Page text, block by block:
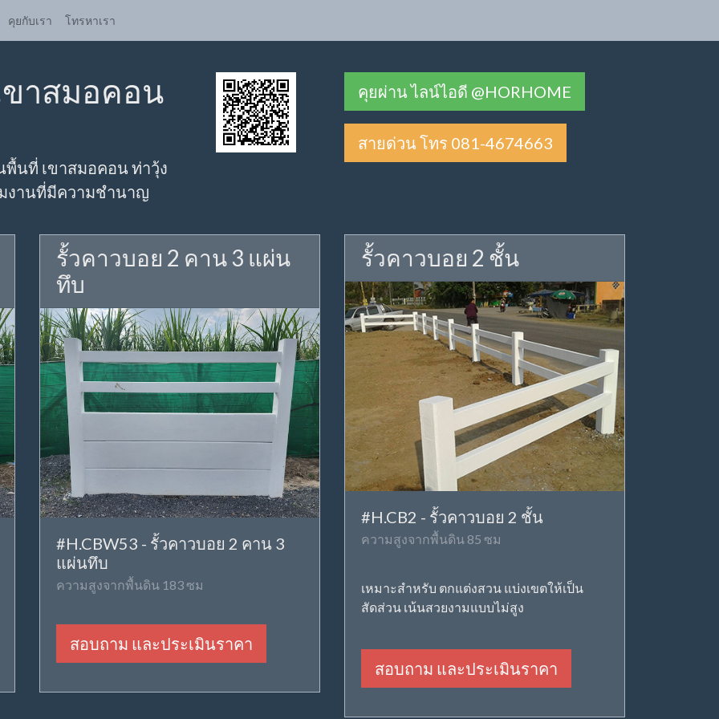
คุยกับเรา โทรหาเรา
ขาสมอคอน
พื้นที่ เขาสมอคอน ท่าวุ้ง
งานที่มีความชำนาญ
คุยผ่าน ไลน์ไอดี @HORHOME
สายด่วน โทร 081-4674663
รั้วคาวบอย 2 คาน 3 แผ่น
ทึบ
#H.CBW53 - รั้วคาวบอย 2 คาน 3
แผ่นทึบ
ความสูงจากพื้นดิน 183 ซม
สอบถาม และประเมินราคา
รั้วคาวบอย 2 ชั้น
#H.CB2 - รั้วคาวบอย 2 ชั้น
ความสูงจากพื้นดิน 85 ซม
เหมาะสำหรับ ตกแต่งสวน แบ่งเขตให้เป็น
สัดส่วน เน้นสวยงามแบบไม่สูง
สอบถาม และประเมินราคา